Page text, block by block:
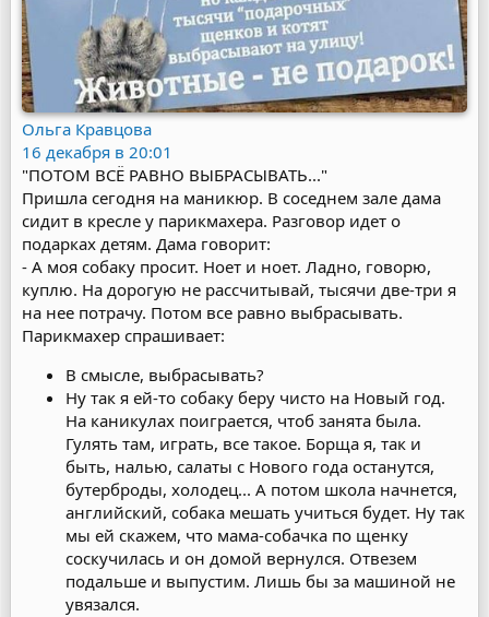
Ольга Кравцова
16 декабря в 20:01
"ПОТОМ ВСЁ РАВНО ВЫБРАСЫВАТЬ..."
Пришла сегодня на маникюр. В соседнем зале дама
сидит в кресле у парикмахера. Разговор идет о
подарках детям. Дама говорит:
- А моя собаку просит. Ноет и ноет. Ладно, говорю,
куплю. На дорогую не рассчитывай, тысячи две-три я
на нее потрачу. Потом все равно выбрасывать.
Парикмахер спрашивает:
В смысле, выбрасывать?
Ну так я ей-то собаку беру чисто на Новый год.
На каникулах поиграется, чтоб занята была.
Гулять там, играть, все такое. Борща я, так и
быть, налью, салаты с Нового года останутся,
бутерброды, холодец... А потом школа начнется,
английский, собака мешать учиться будет. Ну так
мы ей скажем, что мама-собачка по щенку
соскучилась и он домой вернулся. Отвезем
подальше и выпустим. Лишь бы за машиной не
увязался.